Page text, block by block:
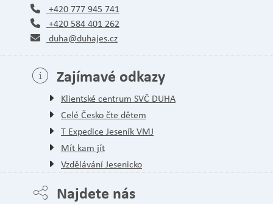
+420 777 945 741
+420 584 401 262
duha@duhajes.cz
Zajímavé odkazy
Klientské centrum SVČ DUHA
Celé Česko čte dětem
T Expedice Jeseník VMJ
Mít kam jít
Vzdělávání Jesenicko
Najdete nás